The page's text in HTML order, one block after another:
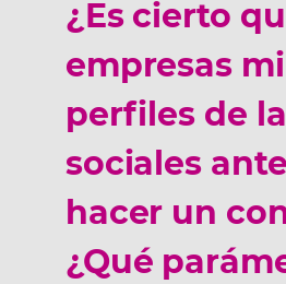
¿Es cierto
empresas
perfiles de
sociales
hacer un
¿Qué